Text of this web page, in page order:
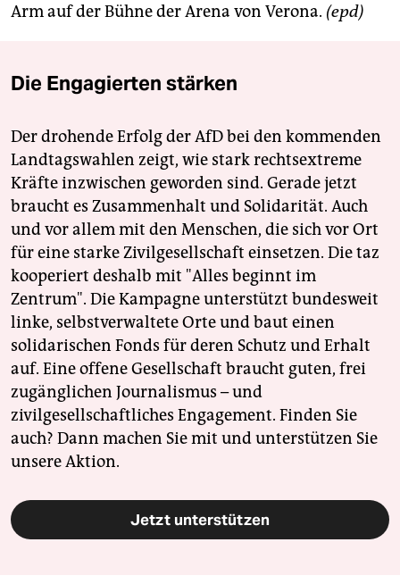
Arm auf der Bühne der Arena von Verona. (epd)
Die Engagierten stärken
Der drohende Erfolg der AfD bei den kommenden
Landtagswahlen zeigt, wie stark rechtsextreme
Kräfte inzwischen geworden sind. Gerade jetzt
braucht es Zusammenhalt und Solidarität. Auch
und vor allem mit den Menschen, die sich vor Ort
für eine starke Zivilgesellschaft einsetzen. Die taz
kooperiert deshalb mit "Alles beginnt im
Zentrum". Die Kampagne unterstützt bundesweit
linke, selbstverwaltete Orte und baut einen
solidarischen Fonds für deren Schutz und Erhalt
auf. Eine offene Gesellschaft braucht guten, frei
zugänglichen Journalismus – und
zivilgesellschaftliches Engagement. Finden Sie
auch? Dann machen Sie mit und unterstützen Sie
unsere Aktion.
Jetzt unterstützen